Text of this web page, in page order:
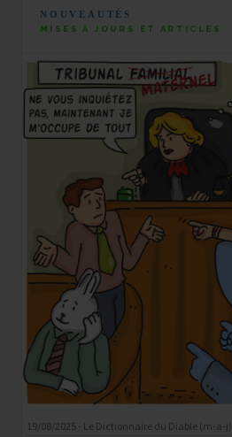
NOUVEAUTÉS
MISES À JOURS ET ARTICLES
19/08/2025 - Le Dictionnaire du Diable (m-a-j)